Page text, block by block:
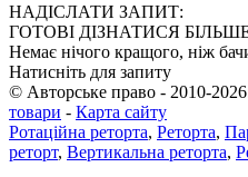
НАДІСЛАТИ ЗАПИТ:
ГОТОВІ ДІЗНАТИСЯ
Немає нічого кращого, ніж
Натисніть для запиту
© Авторське право - 2010-
товари - Карта сайту
Ротаційна реторта, Реторта,
реторт, Вертикальна реторта,